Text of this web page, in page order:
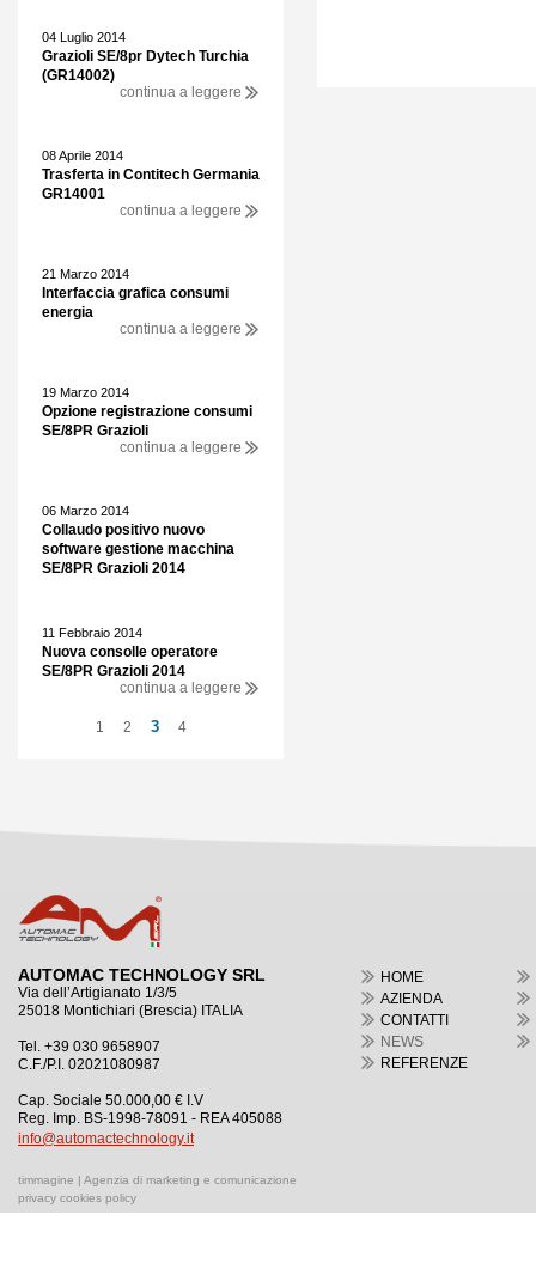
04 Luglio 2014
Grazioli SE/8pr Dytech Turchia
(GR14002)
continua a leggere
08 Aprile 2014
Trasferta in Contitech Germania
GR14001
continua a leggere
21 Marzo 2014
Interfaccia grafica consumi
energia
continua a leggere
19 Marzo 2014
Opzione registrazione consumi
SE/8PR Grazioli
continua a leggere
06 Marzo 2014
Collaudo positivo nuovo
software gestione macchina
SE/8PR Grazioli 2014
11 Febbraio 2014
Nuova consolle operatore
SE/8PR Grazioli 2014
continua a leggere
1 2 3 4
AUTOMAC TECHNOLOGY SRL
Via dell’Artigianato 1/3/5
25018 Montichiari (Brescia) ITALIA
Tel. +39 030 9658907
C.F./P.I. 02021080987
Cap. Sociale 50.000,00 € I.V
Reg. Imp. BS-1998-78091 - REA 405088
info@automactechnology.it
timmagine | Agenzia di marketing e comunicazione
privacy cookies policy
HOME
AZIENDA
CONTATTI
NEWS
REFERENZE